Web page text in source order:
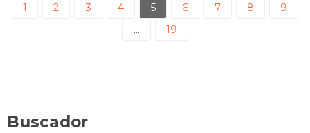
1 2 3 4 5 6 7 8
9
…
19
Buscador